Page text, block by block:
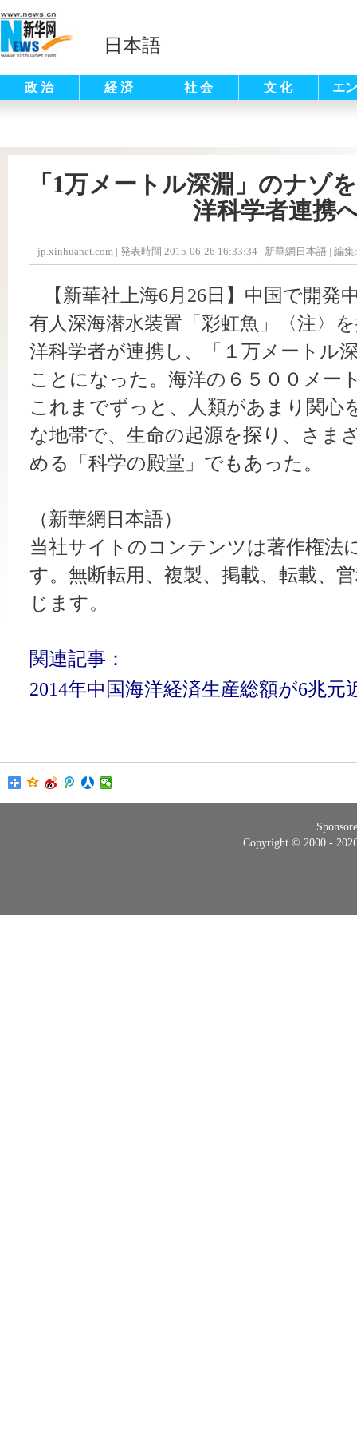
日本語
政 治 経 済 社 会 文 化 エ
「1万メートル深淵」のナ
洋科学者連携
jp.xinhuanet.com | 発表時間 2015-06-26 16:33:34 | 新華網日本語 | 編集
【新華社上海6月26日】中国で開発
有人深海潜水装置「彩虹魚」〈注〉
洋科学者が連携し、「１万メートル
ことになった。海洋の６５００メー
これまでずっと、人類があまり関心
な地帯で、生命の起源を探り、さま
める「科学の殿堂」でもあった。
（新華網日本語）
当社サイトのコンテンツは著作権法
す。無断転用、複製、掲載、転載、
じます。
関連記事：
2014年中国海洋経済生産総額が6兆元
Copyright © 2000 -